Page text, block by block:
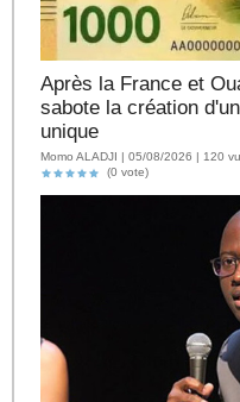
Après la France et
sabote la création
unique
Momo ALADJI | 05/08/2026 | 120
(0 vote)